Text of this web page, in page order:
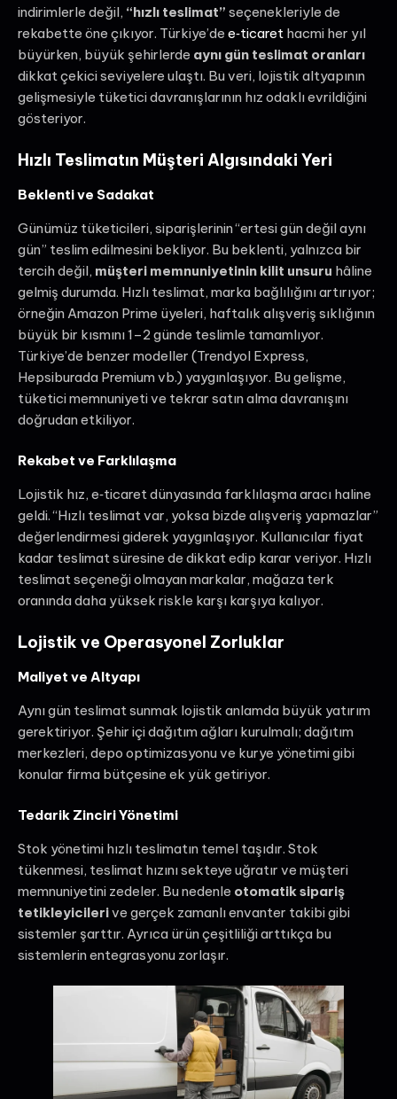
indirimlerle değil, “hızlı teslimat” seçenekleriyle de
rekabette öne çıkıyor. Türkiye’de e‑ticaret hacmi her yıl
büyürken, büyük şehirlerde aynı gün teslimat oranları
dikkat çekici seviyelere ulaştı. Bu veri, lojistik altyapının
gelişmesiyle tüketici davranışlarının hız odaklı evrildiğini
gösteriyor.
Hızlı Teslimatın Müşteri Algısındaki Yeri
Beklenti ve Sadakat
Günümüz tüketicileri, siparişlerinin “ertesi gün değil aynı
gün” teslim edilmesini bekliyor. Bu beklenti, yalnızca bir
tercih değil, müşteri memnuniyetinin kilit unsuru hâline
gelmiş durumda. Hızlı teslimat, marka bağlılığını artırıyor;
örneğin Amazon Prime üyeleri, haftalık alışveriş sıklığının
büyük bir kısmını 1–2 günde teslimle tamamlıyor.
Türkiye’de benzer modeller (Trendyol Express,
Hepsiburada Premium vb.) yaygınlaşıyor. Bu gelişme,
tüketici memnuniyeti ve tekrar satın alma davranışını
doğrudan etkiliyor.
Rekabet ve Farklılaşma
Lojistik hız, e‑ticaret dünyasında farklılaşma aracı haline
geldi. “Hızlı teslimat var, yoksa bizde alışveriş yapmazlar”
değerlendirmesi giderek yaygınlaşıyor. Kullanıcılar fiyat
kadar teslimat süresine de dikkat edip karar veriyor. Hızlı
teslimat seçeneği olmayan markalar, mağaza terk
oranında daha yüksek riskle karşı karşıya kalıyor.
Lojistik ve Operasyonel Zorluklar
Maliyet ve Altyapı
Aynı gün teslimat sunmak lojistik anlamda büyük yatırım
gerektiriyor. Şehir içi dağıtım ağları kurulmalı; dağıtım
merkezleri, depo optimizasyonu ve kurye yönetimi gibi
konular firma bütçesine ek yük getiriyor.
Tedarik Zinciri Yönetimi
Stok yönetimi hızlı teslimatın temel taşıdır. Stok
tükenmesi, teslimat hızını sekteye uğratır ve müşteri
memnuniyetini zedeler. Bu nedenle otomatik sipariş
tetikleyicilerive gerçek zamanlı envanter takibi gibi
sistemler şarttır. Ayrıca ürün çeşitliliği arttıkça bu
sistemlerin entegrasyonu zorlaşır.